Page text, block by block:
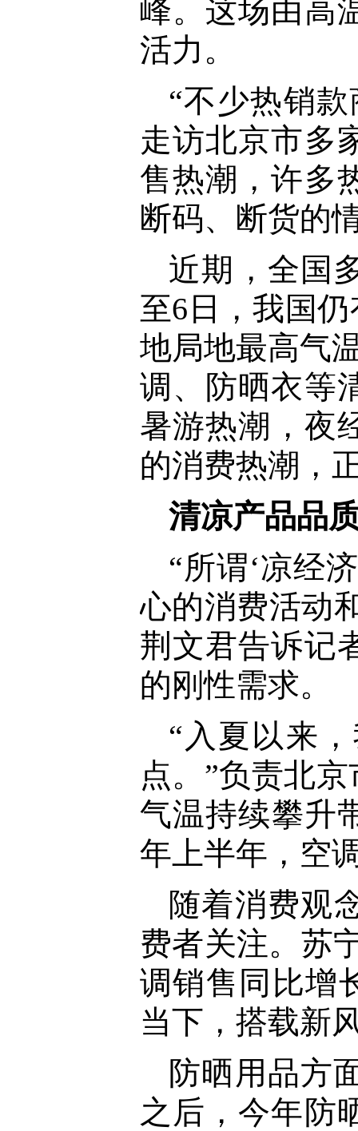
峰。这场由高
活力。
“不少热销
走访北京市多
售热潮，许多
断码、断货的
近期，全国
至6日，我国
地局地最高气
调、防晒衣等
暑游热潮，夜
的消费热潮，
清凉产品品
“所谓‘凉经
心的消费活动
荆文君告诉记
的刚性需求。
“入夏以来
点。”负责北
气温持续攀升
年上半年，空
随着消费观
费者关注。苏
调销售同比增
当下，搭载新
防晒用品方
之后，今年防